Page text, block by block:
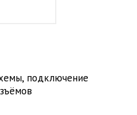
подключение